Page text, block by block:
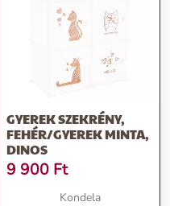
GYEREK SZEKRÉNY,
FEHÉR/GYEREK MINTA,
DINOS
9 900 Ft
Kondela